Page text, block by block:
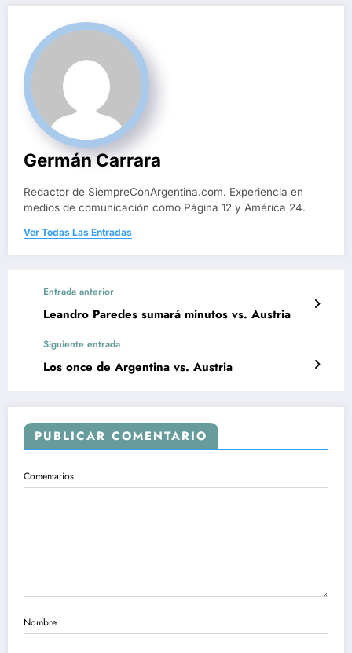
Germán Carrara
Redactor de SiempreConArgentina.com. Experiencia en
medios de comunicación como Página 12 y América 24.
Ver Todas Las Entradas
Entrada anterior
Leandro Paredes sumará minutos vs. Austria
Siguiente entrada
Los once de Argentina vs. Austria
PUBLICAR COMENTARIO
Comentarios
Nombre